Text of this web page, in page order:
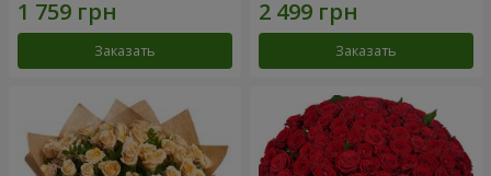
Заказать Заказать